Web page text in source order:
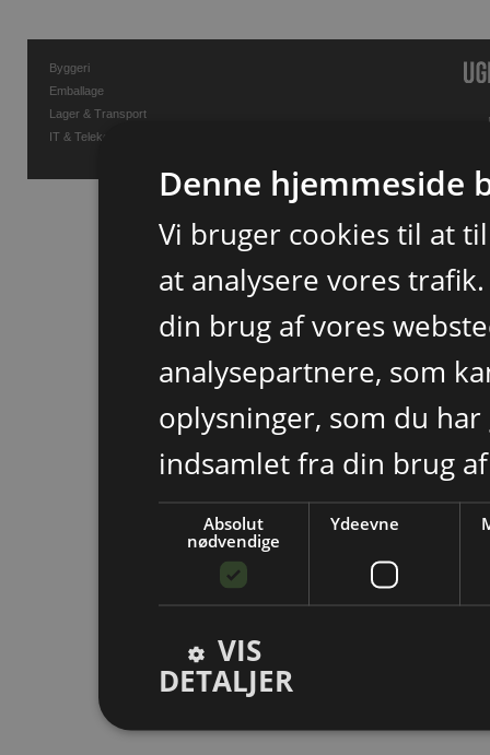
Byggeri
Emballage
Lager & Transport
IT & Telekommunikation
Denne hjemmeside
Vi bruger cookies til at
at analysere vores
din brug af vores
analysepartnere, som
oplysninger, som du
indsamlet fra din brug
Absolut
nødvendige
Ydeevne
VIS
DETALJER